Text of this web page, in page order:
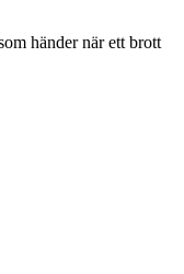
händer när ett brott